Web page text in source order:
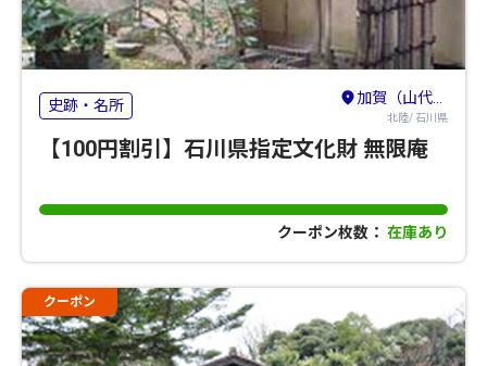
史跡・名所 加賀（山代・山中・粟津）・小松・白山
北陸/ 石川県
【100円割引】石川県指定文化財 無限庵
クーポン枚数： 在庫あり
クーポン